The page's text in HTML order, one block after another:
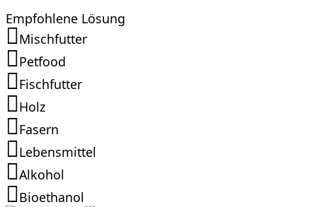
Empfohlene Lösung
Mischfutter
Petfood
Fischfutter
Holz
Fasern
Lebensmittel
Alkohol
Bioethanol